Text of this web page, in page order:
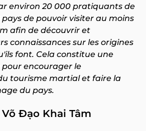
environ 20 000 pratiquants de
de pouvoir visiter au moins
afin de découvrir et
connaissances sur les origines
font. Cela constitue une
encourager le
tourisme martial et faire la
du pays.
Đạo Khai Tâm